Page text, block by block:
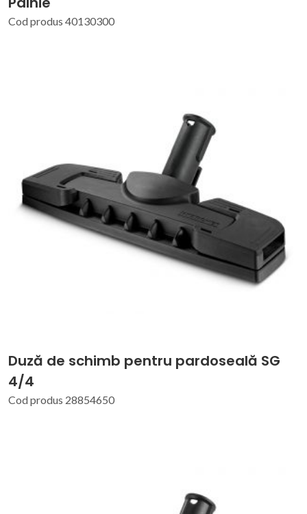
Cod produs 40130300
Duză de schimb pentru pardoseală SG
4/4
Cod produs 28854650